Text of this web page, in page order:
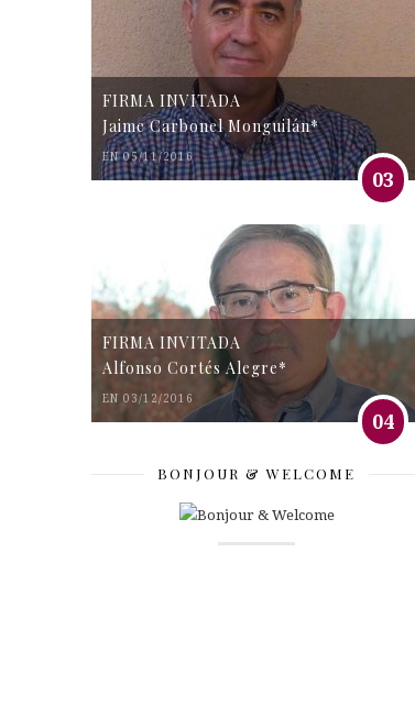
FIRMA INVITADA
Jaime Carbonel Monguilán*
EN 05/11/2016
03
FIRMA INVITADA
Alfonso Cortés Alegre*
EN 03/12/2016
04
BONJOUR & WELCOME